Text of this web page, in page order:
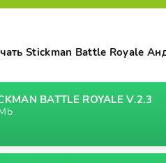
Stickman Battle Royale
BATTLE ROYALE V.2.3